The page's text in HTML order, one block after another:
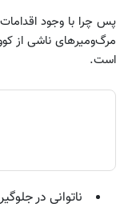
پس چرا با وجود اقدامات
است.
ناتوانی در